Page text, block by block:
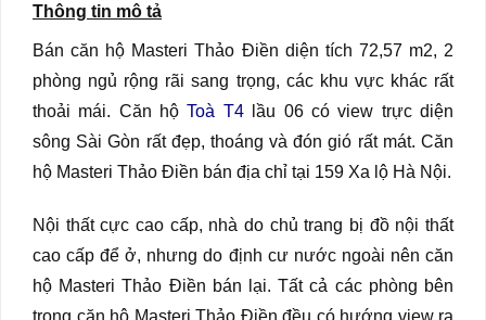
Thông tin mô tả
Bán căn hộ Masteri Thảo Điền diện tích 72,57 m2, 2
phòng ngủ rộng rãi sang trọng, các khu vực khác rất
thoải mái. Căn hộToà T4lầu 06 có view trực diện
sông Sài Gòn rất đẹp, thoáng và đón gió rất mát. Căn
hộ Masteri Thảo Điền bán địa chỉ tại 159 Xa lộ Hà Nội.
Nội thất cực cao cấp, nhà do chủ trang bị đồ nội thất
cao cấp để ở, nhưng do định cư nước ngoài nên căn
hộ Masteri Thảo Điền bán lại. Tất cả các phòng bên
trong căn hộ Masteri Thảo Điền đều có hướng view ra